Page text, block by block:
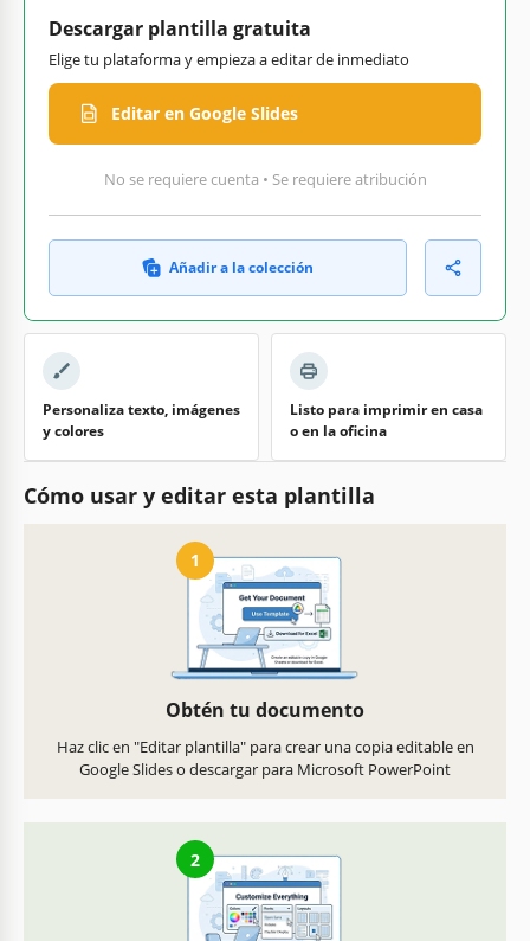
Descargar plantilla gratuita
Elige tu plataforma y empieza a editar de inmediato
Editar en Google Slides
No se requiere cuenta • Se requiere atribución
Añadir a la colección
Personaliza texto, imágenes
y colores
Listo para imprimir en casa
o en la oficina
Cómo usar y editar esta plantilla
1
Obtén tu documento
Haz clic en "Editar plantilla" para crear una copia editable en
Google Slides o descargar para Microsoft PowerPoint
2